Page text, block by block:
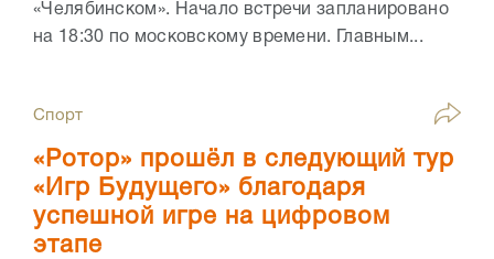
«Челябинском». Начало встречи запланировано
на 18:30 по московскому времени. Главным...
Спорт
«Ротор» прошёл в следующий тур
«Игр Будущего» благодаря
успешной игре на цифровом
этапе